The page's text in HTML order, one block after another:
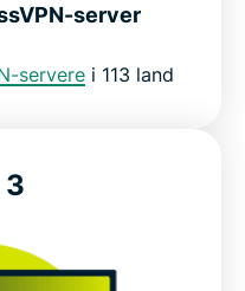
server
servere i 113 land
3